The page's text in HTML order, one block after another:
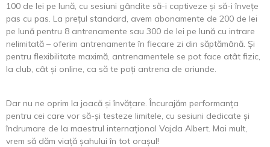
100 de lei pe lună, cu sesiuni gândite să-i captiveze și să-i învețe
pas cu pas. La prețul standard, avem abonamente de 200 de lei
pe lună pentru 8 antrenamente sau 300 de lei pe lună cu intrare
nelimitată – oferim antrenamente în fiecare zi din săptămână. Și
pentru flexibilitate maximă, antrenamentele se pot face atât fizic,
la club, cât și online, ca să te poți antrena de oriunde.
Dar nu ne oprim la joacă și învățare. Încurajăm performanța
pentru cei care vor să-și testeze limitele, cu sesiuni dedicate și
îndrumare de la maestrul internațional Vajda Albert. Mai mult,
vrem să dăm viață șahului în tot orașul!